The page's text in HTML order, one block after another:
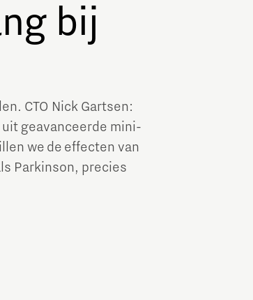
bij
CTO Nick Gartsen:
geavanceerde mini-
we de effecten van
Parkinson, precies